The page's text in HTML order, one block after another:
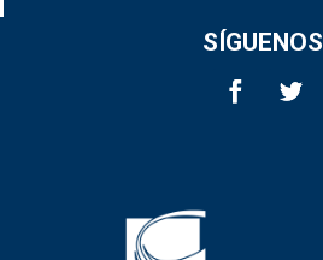
SÍGUENOS